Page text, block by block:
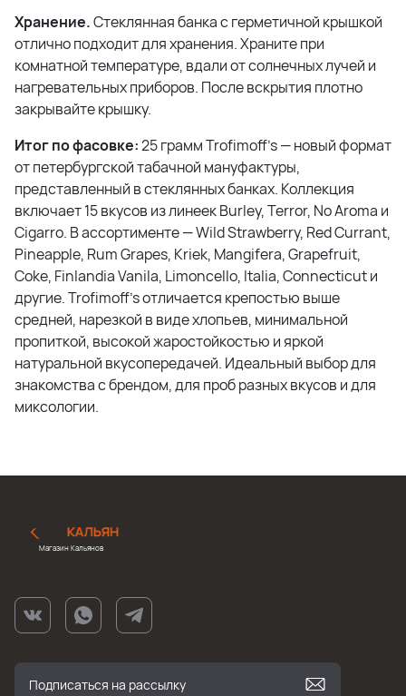
Хранение.Стеклянная банка с герметичной крышкой
отлично подходит для хранения. Храните при
комнатной температуре, вдали от солнечных лучей и
нагревательных приборов. После вскрытия плотно
закрывайте крышку.
Итог по фасовке:25 грамм Trofimoff's — новый формат
от петербургской табачной мануфактуры,
представленный в стеклянных банках. Коллекция
включает 15 вкусов из линеек Burley, Terror, No Aroma и
Cigarro. В ассортименте — Wild Strawberry, Red Currant,
Pineapple, Rum Grapes, Kriek, Mangifera, Grapefruit,
Coke, Finlandia Vanila, Limoncello, Italia, Connecticut и
другие. Trofimoff's отличается крепостью выше
средней, нарезкой в виде хлопьев, минимальной
пропиткой, высокой жаростойкостью и яркой
натуральной вкусопередачей. Идеальный выбор для
знакомства с брендом, для проб разных вкусов и для
миксологии.
Магазин Кальянов